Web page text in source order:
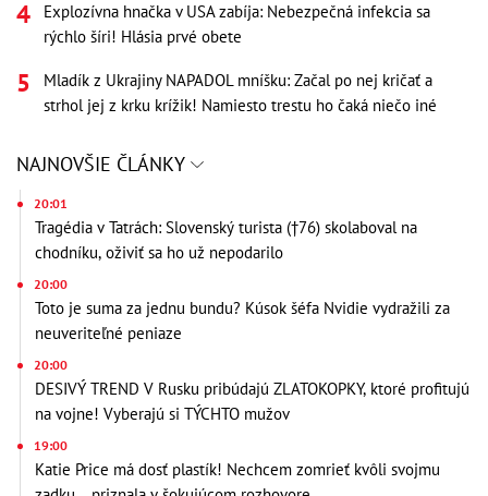
Explozívna hnačka v USA zabíja: Nebezpečná infekcia sa
rýchlo šíri! Hlásia prvé obete
Mladík z Ukrajiny NAPADOL mníšku: Začal po nej kričať a
strhol jej z krku krížik! Namiesto trestu ho čaká niečo iné
NAJNOVŠIE ČLÁNKY
20:01
Tragédia v Tatrách: Slovenský turista (†76) skolaboval na
chodníku, oživiť sa ho už nepodarilo
20:00
Toto je suma za jednu bundu? Kúsok šéfa Nvidie vydražili za
neuveriteľné peniaze
20:00
DESIVÝ TREND V Rusku pribúdajú ZLATOKOPKY, ktoré profitujú
na vojne! Vyberajú si TÝCHTO mužov
19:00
Katie Price má dosť plastík! Nechcem zomrieť kvôli svojmu